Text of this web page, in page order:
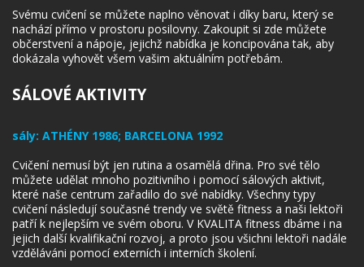
Svému cvičení se můžete naplno věnovat i díky baru, který se
nachází přímo v prostoru posilovny. Zakoupit si zde můžete
občerstvení a nápoje, jejichž nabídka je koncipována tak, aby
dokázala vyhovět všem vašim aktuálním potřebám.
SÁLOVÉ AKTIVITY
sály: ATHÉNY 1986; BARCELONA 1992
Cvičení nemusí být jen rutina a osamělá dřina. Pro své tělo
můžete udělat mnoho pozitivního i pomocí sálových aktivit,
které naše centrum zařadilo do své nabídky. Všechny typy
cvičení následují současné trendy ve světě fitness a naši lektoři
patří k nejlepším ve svém oboru. V KVALITA fitness dbáme i na
jejich další kvalifikační rozvoj, a proto jsou všichni lektoři nadále
vzděláváni pomocí externích i interních školení.